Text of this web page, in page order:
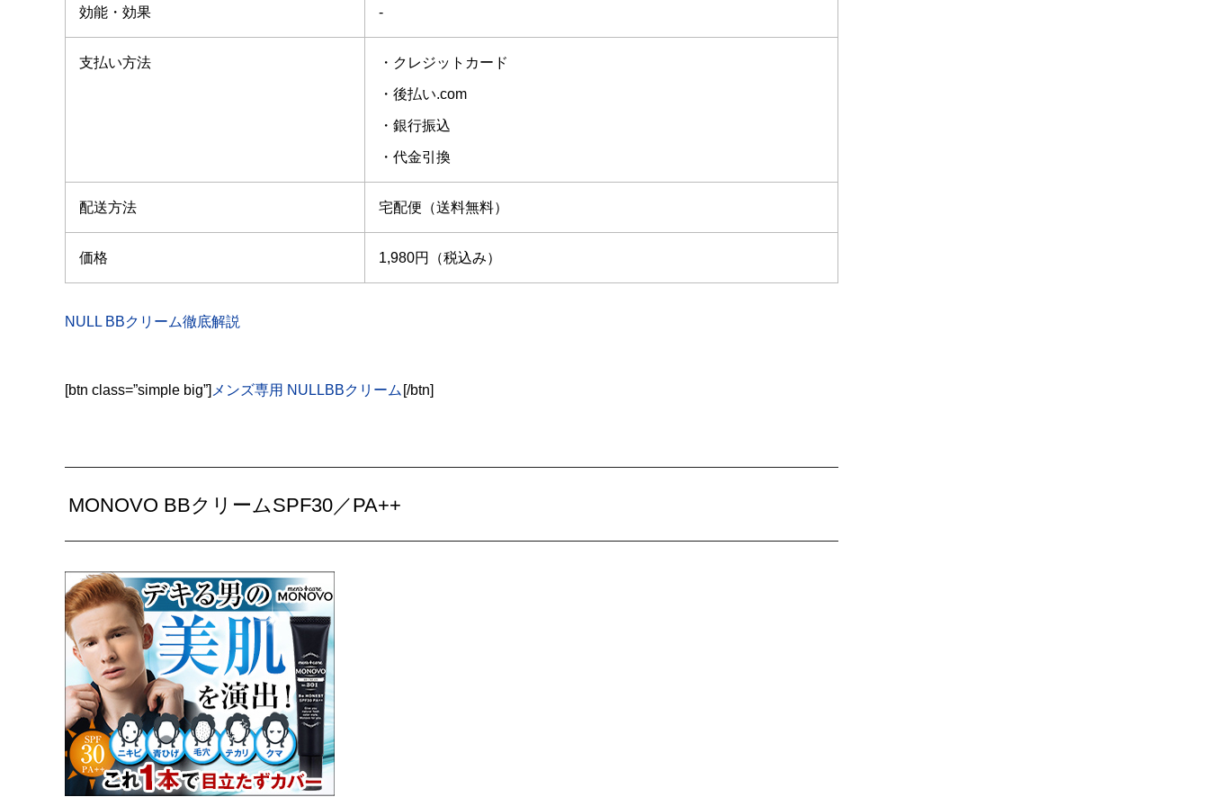
効能・効果 -
支払い方法 ・クレジットカード
・後払い.com
・銀行振込
・代金引換
配送方法 宅配便（送料無料）
価格 1,980円（税込み）
NULL BBクリーム徹底解説
[btn class=”simple big”] メンズ専用 NULLBBクリーム [/btn]
MONOVO BBクリームSPF30／PA++